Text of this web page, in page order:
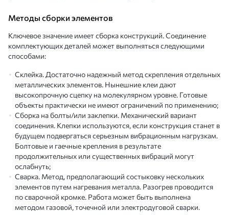
Методы сборки элементов
Ключевое значение имеет сборка конструкций. Соединение
комплектующих деталей может выполняться следующими
способами:
Склейка. Достаточно надежный метод скрепления отдельных
металлических элементов. Нынешние клеи дают
высокопрочную сцепку на молекулярном уровне. Готовые
объекты практически не имеют ограничений по применению;
Сборка на болты/или заклепки. Механический вариант
соединения. Клепки используются, если конструкция станет в
будущем подвергаться серьезным вибрационным нагрузкам.
Болтовые и гаечные крепления в результате
продолжительных или существенных вибраций могут
ослабнуть;
Сварка. Метод, предполагающий состыковку нескольких
элементов путем нагревания металла. Разогрев проводится
по сварочной кромке. Работа может быть выполнена
методом газовой, точечной или электродуговой сварки.